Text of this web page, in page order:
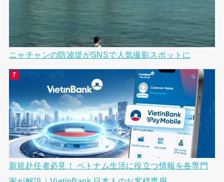
ニャチャンの防波堤がSNSで人気撮影スポットに
新規赴任者必見！ ベトナム生活に役立つ情報を各専門